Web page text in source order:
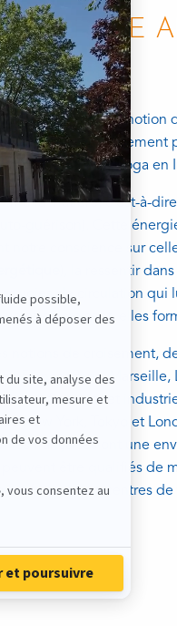
DE VIE
image évoque la
de développement
de force : yoga en
la matière, c'est-à-
guérison). Cette
conscience sur
), la ressentir
voies de circulation qui
se croisent, elles
notions de croisement,
France, Paris,
financier et
New York, Tokyo et
françaises ont une
être qualifiés de
focaux. Les centres